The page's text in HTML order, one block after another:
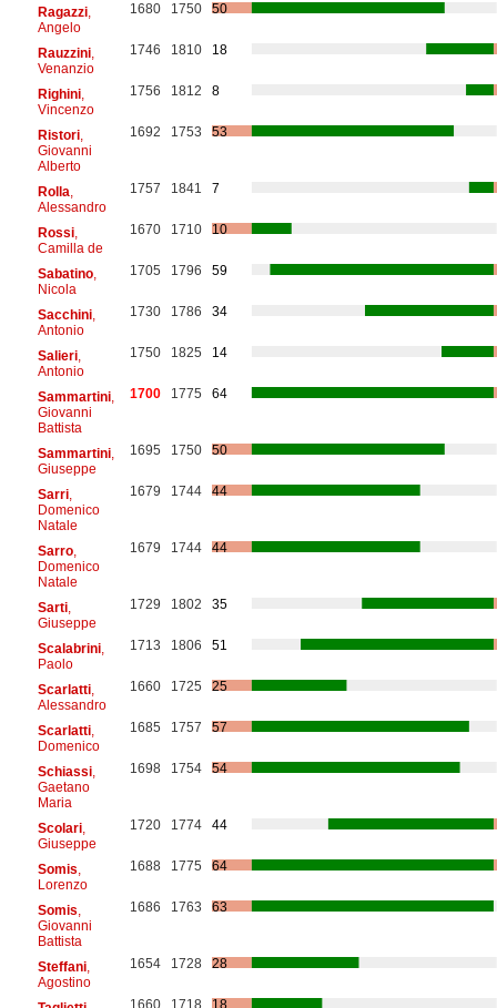
Ragazzi,
Angelo
1680 1750 50
Rauzzini,
Venanzio
1746 1810 18
Righini,
Vincenzo
1756 1812 8
Ristori,
Giovanni
Alberto
1692 1753 53
Rolla
Alessandro
1757 1841 7
Rossi,
Camilla de
1670 1710 10
Sabatino,
Nicola
1705 1796 59
Sacchini,
Antonio
1730 1786 34
Salieri,
Antonio
1750 1825 14
Sammartini,
Giovanni
Battista
1700 1775 64
Sammartini,
Giuseppe
1695 1750 50
Sarri,
Domenico
Natale
1679 1744 44
Sarro,
Domenico
Natale
1679 1744 44
Sarti,
Giuseppe
1729 1802 35
Scalabrini,
Paolo
1713 1806 51
Scarlatti,
Alessandro
1660 1725 25
Scarlatti,
Domenico
1685 1757 57
Schiassi,
Gaetano
Maria
1698 1754 54
Scolari,
Giuseppe
1720 1774 44
Somis
Lorenzo
1688 1775 64
Somis
Giovanni
Battista
1686 1763 63
Steffani,
Agostino
1654 1728 28
1660 1718 18